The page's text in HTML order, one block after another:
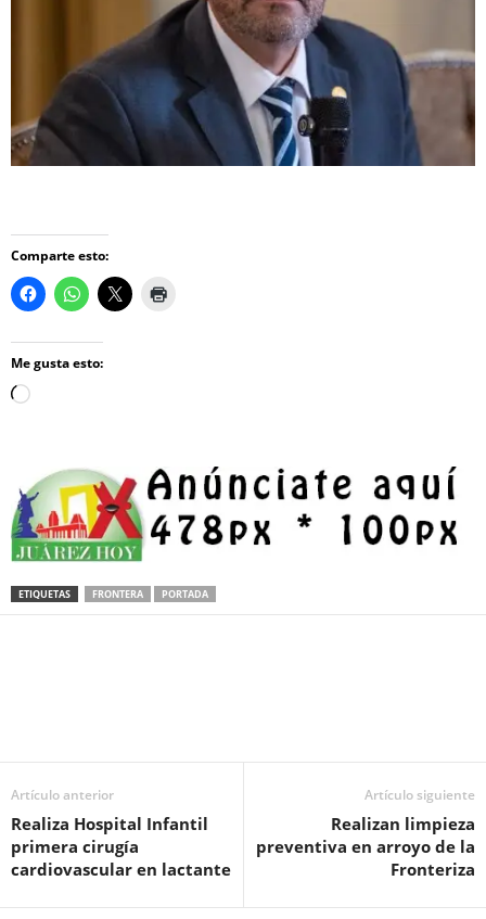
Comparte esto:
Me gusta esto:
Loading…
ETIQUETAS FRONTERA PORTADA
Artículo anterior
Realiza Hospital Infantil
primera cirugía
cardiovascular en lactante
Artículo siguiente
Realizan limpieza
preventiva en arroyo de la
Fronteriza